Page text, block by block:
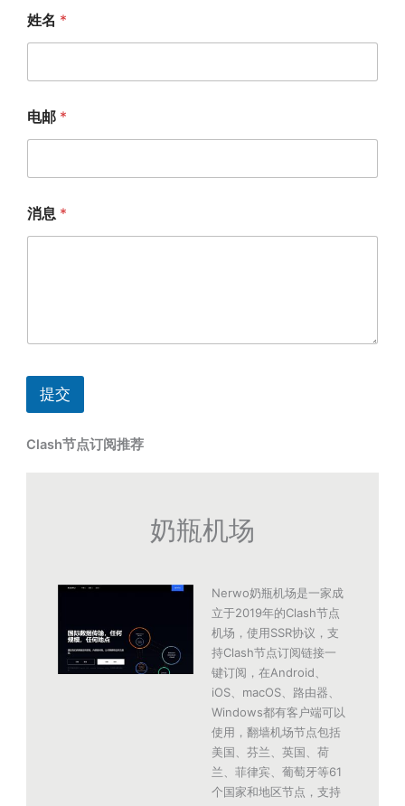
姓名 *
电邮 *
消息 *
提交
Clash节点订阅推荐
奶瓶机场
Nerwo奶瓶机场是一家成
立于2019年的Clash节点
机场，使用SSR协议，支
持Clash节点订阅链接一
键订阅，在Android、
iOS、macOS、路由器、
Windows都有客户端可以
使用，翻墙机场节点包括
美国、芬兰、英国、荷
兰、菲律宾、葡萄牙等61
个国家和地区节点，支持